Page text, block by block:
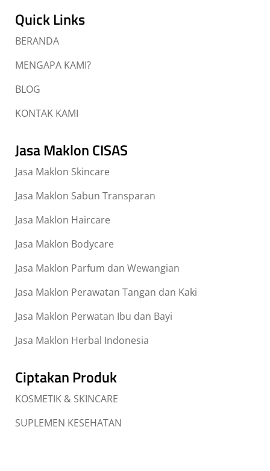
Quick Links
BERANDA
MENGAPA KAMI?
BLOG
KONTAK KAMI
Jasa Maklon CISAS
Jasa Maklon Skincare
Jasa Maklon Sabun Transparan
Jasa Maklon Haircare
Jasa Maklon Bodycare
Jasa Maklon Parfum dan Wewangian
Jasa Maklon Perawatan Tangan dan Kaki
Jasa Maklon Perwatan Ibu dan Bayi
Jasa Maklon Herbal Indonesia
Ciptakan Produk
KOSMETIK & SKINCARE
SUPLEMEN KESEHATAN